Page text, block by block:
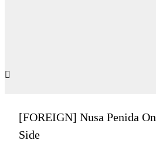
[FOREIGN] Nusa Penida
Side